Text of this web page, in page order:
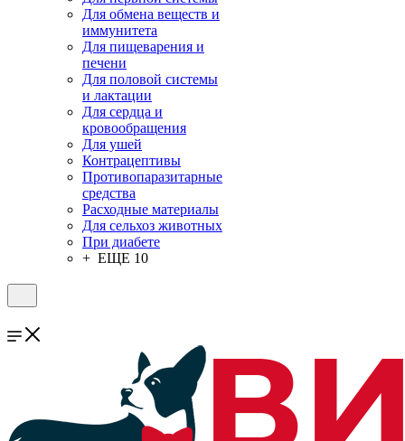
Для обмена веществ и
иммунитета
Для пищеварения и
печени
Для половой системы
и лактации
Для сердца и
кровообращения
Для ушей
Контрацептивы
Противопаразитарные
средства
Расходные материалы
Для сельхоз животных
При диабете
+ ЕЩЕ 10